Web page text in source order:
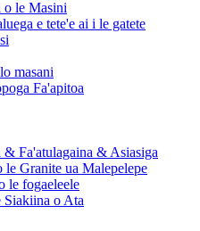
o le Masini
e tete'e ai i le gatete
masani
Fa'apitoa
& Fa'atulagaina & Asiasiga
le Granite ua Malepelepe
le fogaeleele
Siakiina o Ata